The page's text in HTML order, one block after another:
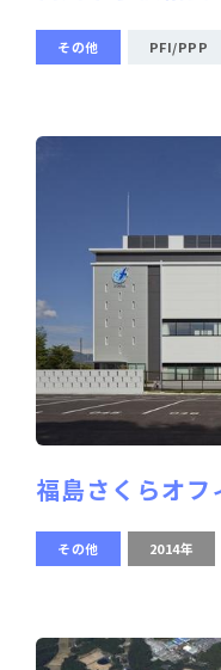
その他 PFI/PPP
福島さくらオフ
その他 2014年